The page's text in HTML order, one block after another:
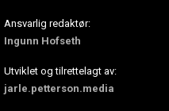
Ansvarlig redaktør:
Ingunn Hofseth
Utviklet og tilrettelagt av:
jarle.petterson.media